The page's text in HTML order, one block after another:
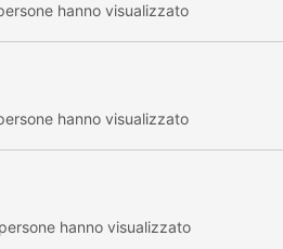
hanno visualizzato
hanno visualizzato
hanno visualizzato